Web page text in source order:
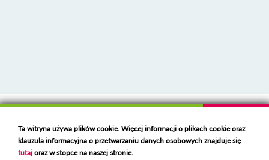
Deklaracja dostępności
Polski serwer RBL
https://polspam.pl/
Ta witryna używa plików cookie. Więcej informacji o plikach cookie oraz
klauzula informacyjna o przetwarzaniu danych osobowych znajduje się
tutajoraz w stopce na naszej stronie.